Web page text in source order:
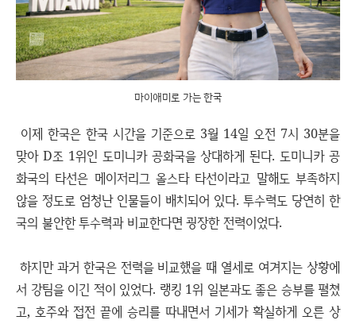
마이애미로 가는 한국
이제 한국은 한국 시간을 기준으로 3월 14일 오전 7시 30분을
맞아 D조 1위인 도미니카 공화국을 상대하게 된다. 도미니카 공
화국의 타선은 메이저리그 올스타 타선이라고 말해도 부족하지
않을 정도로 엄청난 인물들이 배치되어 있다. 투수력도 당연히 한
국의 불안한 투수력과 비교한다면 굉장한 전력이었다.
하지만 과거 한국은 전력을 비교했을 때 열세로 여겨지는 상황에
서 강팀을 이긴 적이 있었다. 랭킹 1위 일본과도 좋은 승부를 펼쳤
고, 호주와 접전 끝에 승리를 따내면서 기세가 확실하게 오른 상